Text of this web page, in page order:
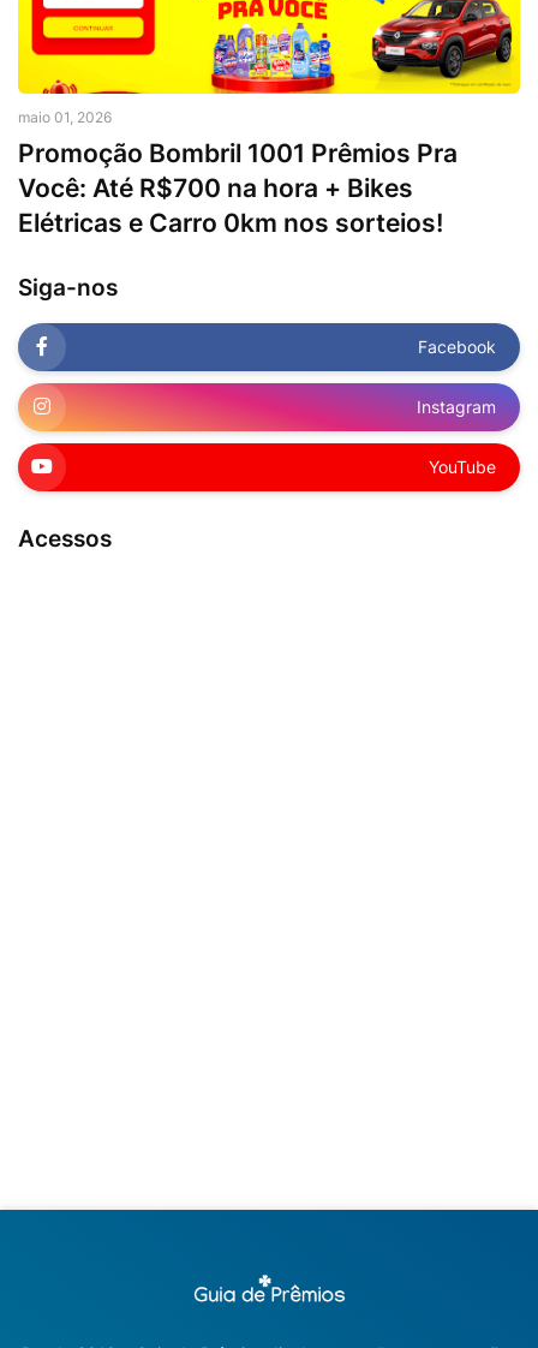
maio 01, 2026
Promoção Bombril 1001 Prêmios Pra
Você: Até R$700 na hora + Bikes
Elétricas e Carro 0km nos sorteios!
Siga-nos
Facebook
Instagram
YouTube
Acessos